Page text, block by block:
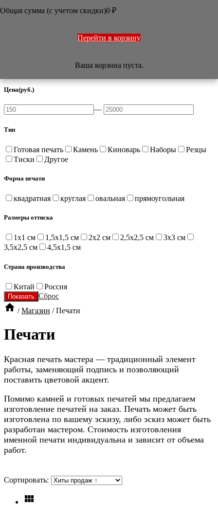
ПЕЧАТИ
ТОВАРЫ ИЗ ЯПОНИИ
Цена(руб.)
—
Тип
Готовая печать Камень Киноварь Наборы
Резцы
Тиски
Другое
Форма печати
квадратная круглая овальная прямоугольная
Размеры оттиска
1x1 см 1,5x1,5 см 2x2 см 2,5x2,5 см
3x3 см
3,5x2,5 см
4,5x1,5 см
Страна производства
Китай
Россия
Сброс
 / Магазин /Печати
Печати
Красная печать мастера — традиционный элемент
работы, заменяющий подпись и позволяющий
поставить цветовой акцент.
Помимо камней и готовых печатей мы предлагаем
изготовление печатей на заказ. Печать может быть
изготовлена по вашему эскизу, либо эскиз может быть
разработан мастером. Стоимость изготовления
именной печати индивидуальна и зависит от объема
работ.
Сортировать:

Общая сумма (с учетом скидки)0 ₽
Перейти в корзину
Ваша корзина пуста.